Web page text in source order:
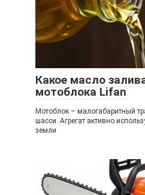
Какое масло
мотоблока Lifan
Мотоблок – малогабаритный
шасси. Агрегат активно
земли